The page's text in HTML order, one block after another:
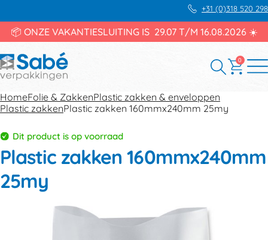
+31 (0)318 520 298
📦 ONZE VAKANTIESLUITING IS 29.07 T/M 16.08.2026 ☀️
0
HomeFolie & ZakkenPlastic zakken & enveloppen
Plastic zakkenPlastic zakken 160mmx240mm 25my
Dit product is op voorraad
Plastic zakken 160mmx240mm
25my